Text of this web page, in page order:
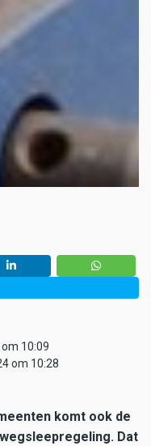
10:09
om 10:28
komt ook de
Dat